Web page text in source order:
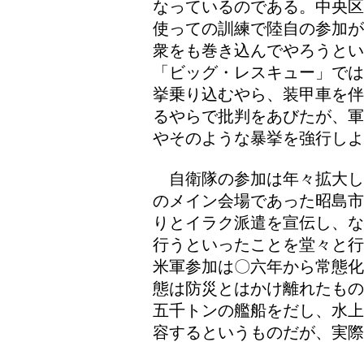
なっているのである。中央
使っての訓練で陸自の参加
衆をも巻き込んでやろうと
「ビッグ・レスキュー」で
挙乗り込むやら、装甲車を
るやらで批判をあびたが、
やそのような暴挙を強行し
自衛隊の参加は年々拡大
のメイン会場であった昭島
りとイラク派遣を宣伝し、
行うといったことを堂々と
米軍参加は〇六年から常態
態は防災とはかけ離れたも
五千トンの艦船をだし、水
容するというものだが、実